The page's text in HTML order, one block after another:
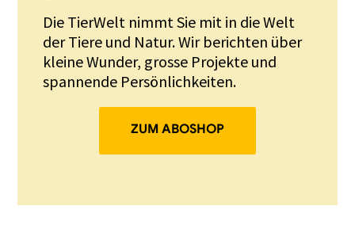
Die TierWelt nimmt Sie mit in die Welt
der Tiere und Natur. Wir berichten über
kleine Wunder, grosse Projekte und
spannende Persönlichkeiten.
ZUM ABOSHOP